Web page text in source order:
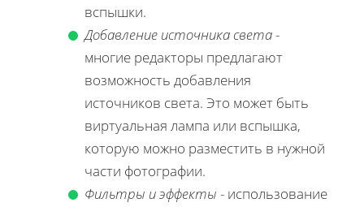
вспышки.
Добавление источника света-
многие редакторы предлагают
возможность добавления
источников света. Это может быть
виртуальная лампа или вспышка,
которую можно разместить в нужной
части фотографии.
Фильтры и эффекты - использование